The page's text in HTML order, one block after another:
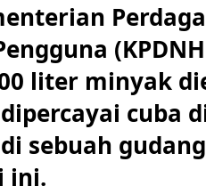
liter minyak
cuba
sebuah
ini.